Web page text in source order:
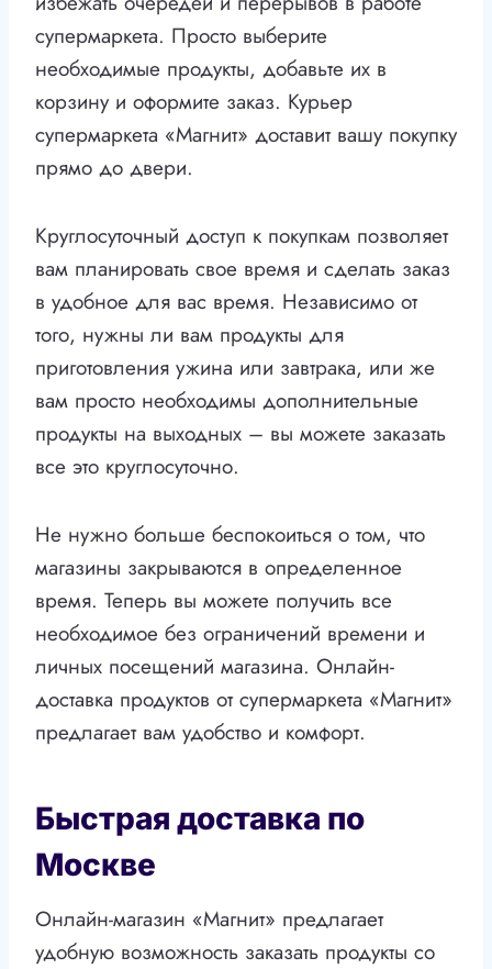
супермаркета. Просто выберите
необходимые продукты, добавьте их в
корзину и оформите заказ. Курьер
супермаркета «Магнит» доставит вашу покупку
прямо до двери.
Круглосуточный доступ к покупкам позволяет
вам планировать свое время и сделать заказ
в удобное для вас время. Независимо от
того, нужны ли вам продукты для
приготовления ужина или завтрака, или же
вам просто необходимы дополнительные
продукты на выходных – вы можете заказать
все это круглосуточно.
Не нужно больше беспокоиться о том, что
магазины закрываются в определенное
время. Теперь вы можете получить все
необходимое без ограничений времени и
личных посещений магазина. Онлайн-
доставка продуктов от супермаркета «Магнит»
предлагает вам удобство и комфорт.
Быстрая доставка по
Москве
Онлайн-магазин «Магнит» предлагает
удобную возможность заказать продукты со